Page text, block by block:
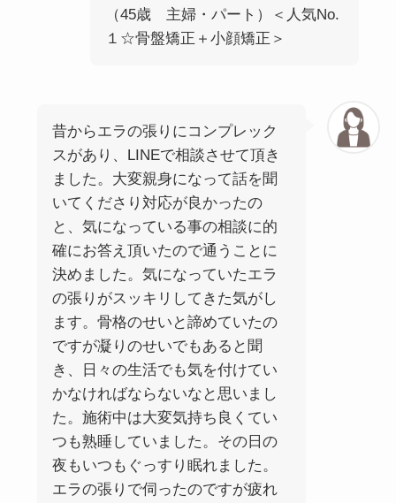
（45歳 主婦・パート）＜人気No.
１☆骨盤矯正＋小顔矯正＞
昔からエラの張りにコンプレック
スがあり、LINEで相談させて頂き
ました。大変親身になって話を聞
いてくださり対応が良かったの
と、気になっている事の相談に的
確にお答え頂いたので通うことに
決めました。気になっていたエラ
の張りがスッキリしてきた気がし
ます。骨格のせいと諦めていたの
ですが凝りのせいでもあると聞
き、日々の生活でも気を付けてい
かなければならないなと思いまし
た。施術中は大変気持ち良くてい
つも熟睡していました。その日の
夜もいつもぐっすり眠れました。
エラの張りで伺ったのですが疲れ